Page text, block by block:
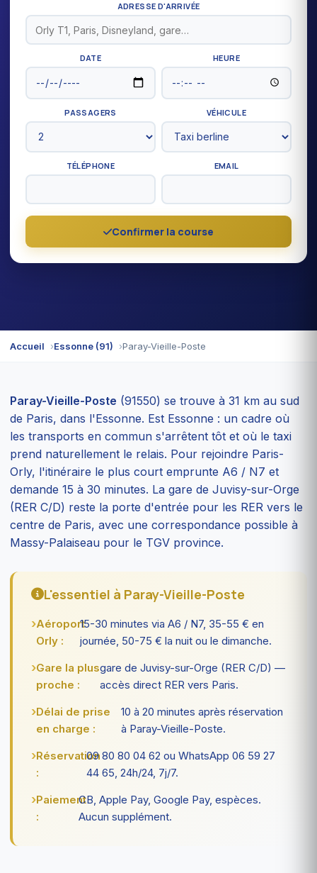
ADRESSE D'ARRIVÉE
DATE HEURE
PASSAGERS VÉHICULE
TÉLÉPHONE EMAIL
Confirmer la course
Accueil Essonne (91) Paray-Vieille-Poste
Paray-Vieille-Poste (91550) se trouve à 31 km au sud
de Paris, dans l'Essonne. Est Essonne : un cadre où
les transports en commun s'arrêtent tôt et où le taxi
prend naturellement le relais. Pour rejoindre Paris-
Orly, l'itinéraire le plus court emprunte A6 / N7 et
demande 15 à 30 minutes. La gare de Juvisy-sur-Orge
(RER C/D) reste la porte d'entrée pour les RER vers le
centre de Paris, avec une correspondance possible à
Massy-Palaiseau pour le TGV province.
L'essentiel à Paray-Vieille-Poste
Aéroport
Orly :
15-30 minutes via A6 / N7, 35-55 € en
journée, 50-75 € la nuit ou le dimanche.
Gare la plus
proche :
gare de Juvisy-sur-Orge (RER C/D) —
accès direct RER vers Paris.
Délai de prise
en charge :
10 à 20 minutes après réservation
à Paray-Vieille-Poste.
Réservation
:
09 80 80 04 62 ou WhatsApp 06 59 27
44 65, 24h/24, 7j/7.
Paiement
:
CB, Apple Pay, Google Pay, espèces.
Aucun supplément.